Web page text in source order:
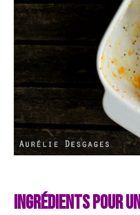
Ingrédients pour